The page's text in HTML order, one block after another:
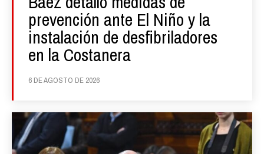
prevención ante El Niño y la
instalación de desfibriladores
en la Costanera
6 DE AGOSTO DE 2026